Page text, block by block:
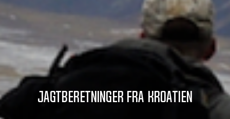
Jagtberetninger fra Kroatien